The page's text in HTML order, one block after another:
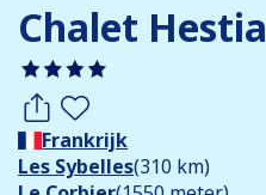
Chalet Hestia
Frankrijk
Les Sybelles(310 km)